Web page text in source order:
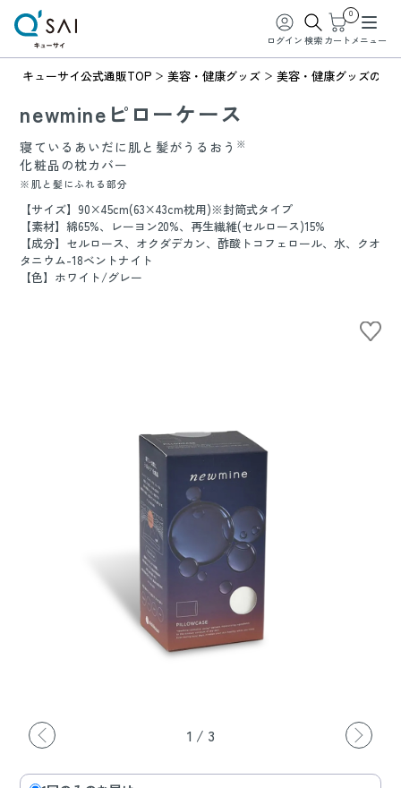
ログイン 検索
0
カート メニュー
キューサイ公式通販TOP 美容・健康グッズ 美容・健康グッズの商
newmineピローケース
寝ているあいだに肌と髪がうるおう ※
化粧品の枕カバー
※肌と髪にふれる部分
【サイズ】90×45cm(63×43cm枕用)※封筒式タイプ
【素材】綿65%、レーヨン20%、再生繊維(セルロース)15%
【成分】セルロース、オクダデカン、酢酸トコフェロール、水、クオ
タニウム-18ベントナイト
【色】ホワイト/グレー
1 / 3